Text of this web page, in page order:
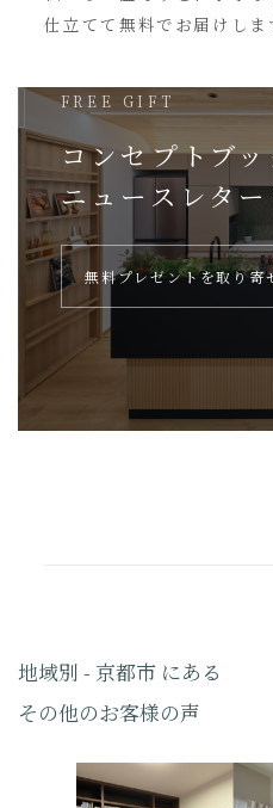
仕立てて無料でお届けしま
FREE GIFT
コンセプトブ
ニュースレタ
無料プレゼントを取り寄
地域別 - 京都市 にある
その他のお客様の声